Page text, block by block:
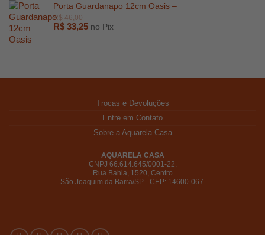
Porta Guardanapo 12cm Oasis –
R$ 33,25 no Pix
Trocas e Devoluções
Entre em Contato
Sobre a Aquarela Casa
AQUARELA CASA
CNPJ 66.614.645/0001-22.
Rua Bahia, 1520, Centro
São Joaquim da Barra/SP - CEP: 14600-067.